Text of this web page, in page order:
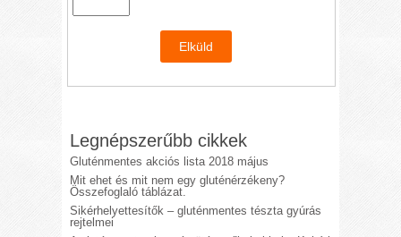
Legnépszerűbb cikkek
Gluténmentes akciós lista 2018 május
Mit ehet és mit nem egy gluténérzékeny?
Összefoglaló táblázat.
Sikérhelyettesítők – gluténmentes tészta gyúrás
rejtelmei